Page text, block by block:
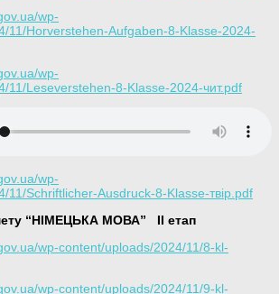
wp-
11/Horverstehen-Aufgaben-8-Klasse-2024-
wp-
11/Leseverstehen-8-Klasse-2024-чит.pdf
wp-
11/Schriftlicher-Ausdruck-8-Klasse-твір.pdf
“НІМЕЦЬКА МОВА”
ІІ етап
wp-content/uploads/2024/11/8-kl-
wp-content/uploads/2024/11/9-kl-